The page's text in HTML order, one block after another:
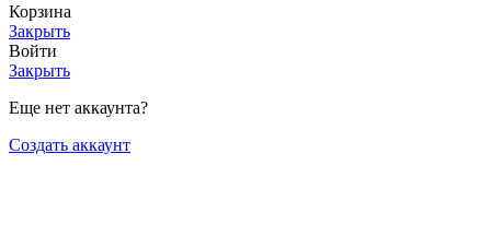
Корзина
Закрыть
Войти
Закрыть
Еще нет аккаунта?
Создать аккаунт